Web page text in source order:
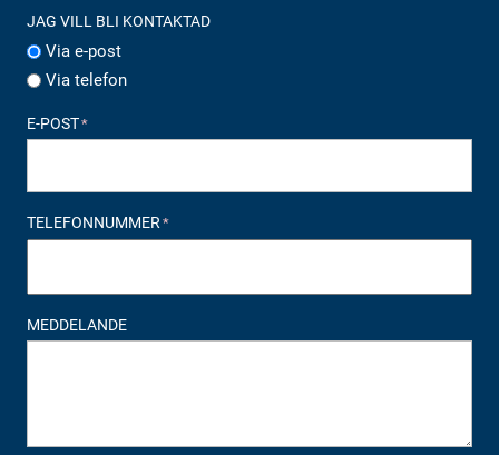
JAG VILL BLI KONTAKTAD
Via e-post
Via telefon
E-POST*
TELEFONNUMMER*
MEDDELANDE